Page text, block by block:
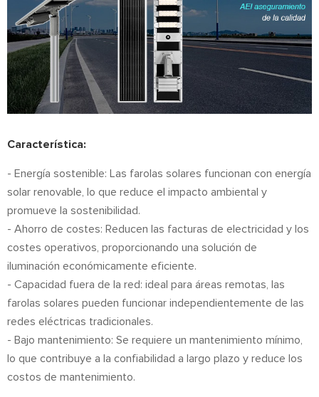
Característica:
- Energía sostenible: Las farolas solares funcionan con energía
solar renovable, lo que reduce el impacto ambiental y
promueve la sostenibilidad.
- Ahorro de costes: Reducen las facturas de electricidad y los
costes operativos, proporcionando una solución de
iluminación económicamente eficiente.
- Capacidad fuera de la red: ideal para áreas remotas, las
farolas solares pueden funcionar independientemente de las
redes eléctricas tradicionales.
- Bajo mantenimiento: Se requiere un mantenimiento mínimo,
lo que contribuye a la confiabilidad a largo plazo y reduce los
costos de mantenimiento.